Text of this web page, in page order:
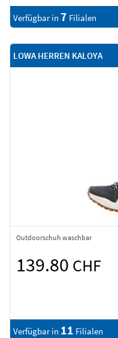
Verfügbar in 7 Filialen
LOWA HERREN KALOYA
Outdoorschuh waschbar
139.80 CHF
Verfügbar in 11 Filialen